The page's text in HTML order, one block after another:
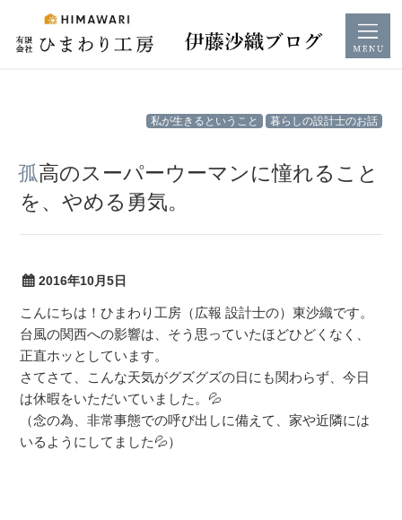
暮らしの設計士のお話
私が生きるということ
孤高のスーパーウーマンに憧れること
を、やめる勇気。
2016年10月5日
こんにちは！ひまわり工房（広報 設計士の）東沙織です。
台風の関西への影響は、そう思っていたほどひどくなく、
正直ホッとしています。
さてさて、こんな天気がグズグズの日にも関わらず、今日
は休暇をいただいていました。💦
（念の為、非常事態での呼び出しに備えて、家や近隣には
いるようにしてました💦）